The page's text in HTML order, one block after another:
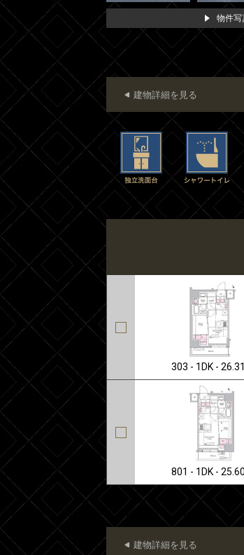
物件写
建物詳細を見る
303 - 1DK -
801 - 1DK -
建物詳細を見る